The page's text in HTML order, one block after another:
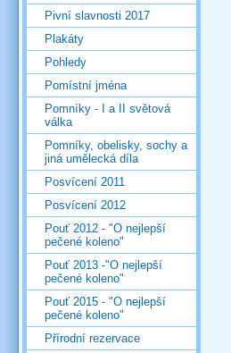
Pivní slavnosti 2017
Plakáty
Pohledy
Pomístní jména
Pomníky - I a II světová
válka
Pomníky, obelisky, sochy a
jiná umělecká díla
Posvícení 2011
Posvícení 2012
Pouť 2012 - "O nejlepší
pečené koleno"
Pouť 2013 -"O nejlepší
pečené koleno"
Pouť 2015 - "O nejlepší
pečené koleno"
Přírodní rezervace